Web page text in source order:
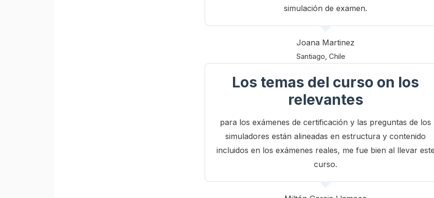
simulación de examen.
Joana Martinez
Santiago, Chile
Los temas del curso on los
relevantes
para los exámenes de certificación y las preguntas de los
simuladores están alineadas en estructura y contenido
incluidos en los exámenes reales, me fue bien al llevar
curso.